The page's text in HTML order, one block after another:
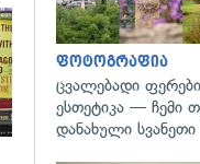
გადახედვა
ფოტოგრაფია
ცვალებადი
ესთეტიკა — ჩემი
დანახული სვანეთი